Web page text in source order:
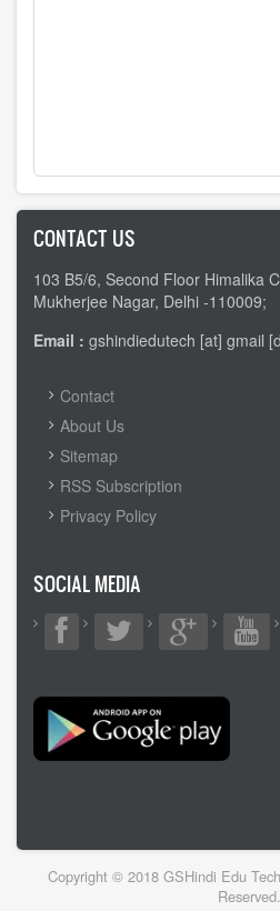
CONTACT US
103 B5/6, Second Floor Himalika
Mukherjee Nagar, Delhi -110009;
Email : gshindiedutech [at] gmail
FOOTER
MENU
Contact
About Us
Sitemap
RSS Subscription
Privacy Policy
SOCIAL MEDIA
Copyright © 2018 GSHindi Edu
Reserved.